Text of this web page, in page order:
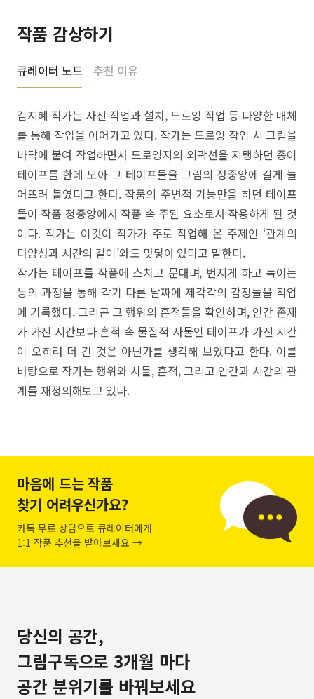
작품 감상하기
큐레이터 노트 추천 이유
김지혜 작가는 사진 작업과 설치, 드로잉 작업 등 다양한 매체
를 통해 작업을 이어가고 있다. 작가는 드로잉 작업 시 그림을
바닥에 붙여 작업하면서 드로잉지의 외곽선을 지탱하던 종이
테이프를 한데 모아 그 테이프들을 그림의 정중앙에 길게 늘
어뜨려 붙였다고 한다. 작품의 주변적 기능만을 하던 테이프
들이 작품 정중앙에서 작품 속 주된 요소로서 작용하게 된 것
이다. 작가는 이것이 작가가 주로 작업해 온 주제인 ‘관계의
다양성과 시간의 길이’와도 맞닿아 있다고 말한다.
작가는 테이프를 작품에 스치고 문대며, 번지게 하고 녹이는
등의 과정을 통해 각기 다른 날짜에 제각각의 감정들을 작업
에 기록했다. 그리곤 그 행위의 흔적들을 확인하며, 인간 존재
가 가진 시간보다 흔적 속 물질적 사물인 테이프가 가진 시간
이 오히려 더 긴 것은 아닌가를 생각해 보았다고 한다. 이를
바탕으로 작가는 행위와 사물, 흔적, 그리고 인간과 시간의 관
계를 재정의해보고 있다.
마음에 드는 작품
찾기 어려우신가요?
카톡 무료 상담으로 큐레이터에게
1:1 작품 추천을 받아보세요 →
당신의 공간,
그림구독으로 3개월 마다
공간 분위기를 바꿔보세요